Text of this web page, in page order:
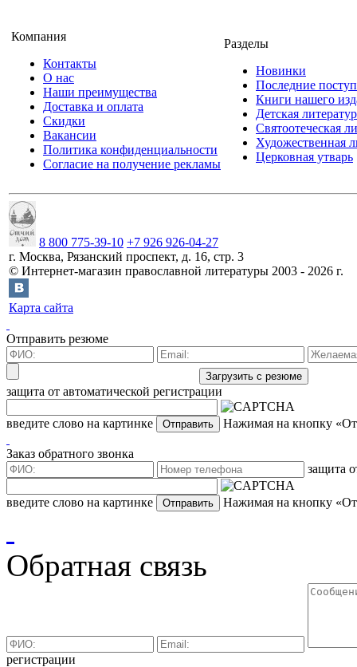
Компания
Контакты
О нас
Наши преимущества
Доставка и оплата
Скидки
Вакансии
Политика конфиденциальности
Согласие на получение рекламы
Разделы
Новинки
Последние
Книги нашего
Детская
Святоотеческая
Художественная
Церковная утварь
8 800 775-39-10 +7 926 926-04-27
г. Москва, Рязанский проспект, д. 16, стр. 3
© Интернет-магазин православной литературы 2003 - 2026 г.
Карта сайта
Отправить резюме
защита от автоматической регистрации
введите слово на картинке Нажимая на кнопку
Заказ обратного звонка
защита
введите слово на картинке Нажимая на кнопку
Обратная связь
регистрации